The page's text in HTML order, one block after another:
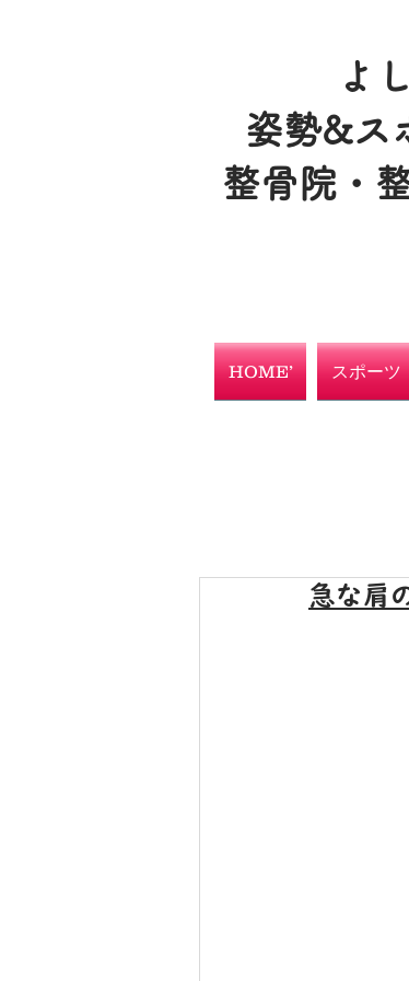
よし
姿勢&ス
整骨院・
HOME’ スポー
急な肩